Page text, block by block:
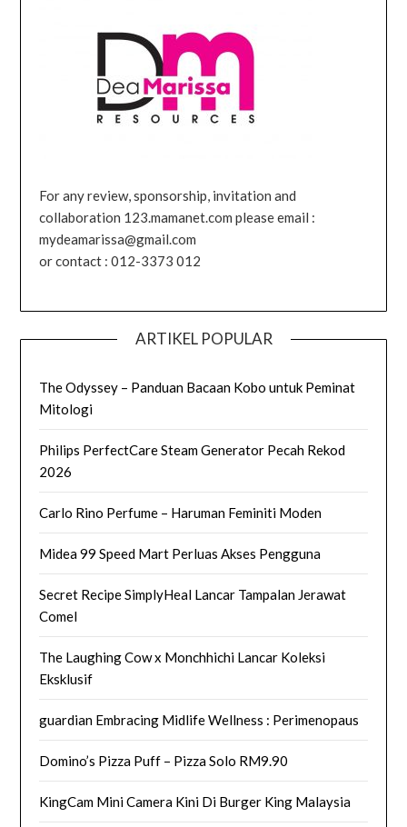
For any review, sponsorship, invitation and
collaboration 123.mamanet.com please email :
mydeamarissa@gmail.com
or contact : 012-3373 012
ARTIKEL POPULAR
The Odyssey – Panduan Bacaan Kobo untuk Peminat
Mitologi
Philips PerfectCare Steam Generator Pecah Rekod
2026
Carlo Rino Perfume – Haruman Feminiti Moden
Midea 99 Speed Mart Perluas Akses Pengguna
Secret Recipe SimplyHeal Lancar Tampalan Jerawat
Comel
The Laughing Cow x Monchhichi Lancar Koleksi
Eksklusif
guardian Embracing Midlife Wellness : Perimenopaus
Domino’s Pizza Puff – Pizza Solo RM9.90
KingCam Mini Camera Kini Di Burger King Malaysia